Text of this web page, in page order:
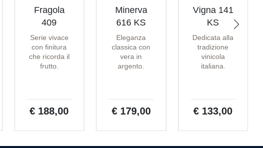
Fragola
409
Serie vivace
con finitura
che ricorda il
frutto.
€ 188,00
Minerva
616 KS
Eleganza
classica con
vera in
argento.
€ 179,00
Vigna 141
KS
Dedicata alla
tradizione
vinicola
italiana.
€ 133,00